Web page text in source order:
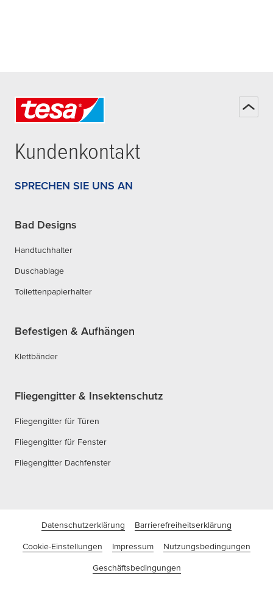
Kundenkontakt
SPRECHEN SIE UNS AN
Bad Designs
Handtuchhalter
Duschablage
Toilettenpapierhalter
Befestigen & Aufhängen
Klettbänder
Fliegengitter & Insektenschutz
Fliegengitter für Türen
Fliegengitter für Fenster
Fliegengitter Dachfenster
Datenschutzerklärung Barrierefreiheitserklärung
Cookie-Einstellungen Impressum Nutzungsbedingungen
Geschäftsbedingungen